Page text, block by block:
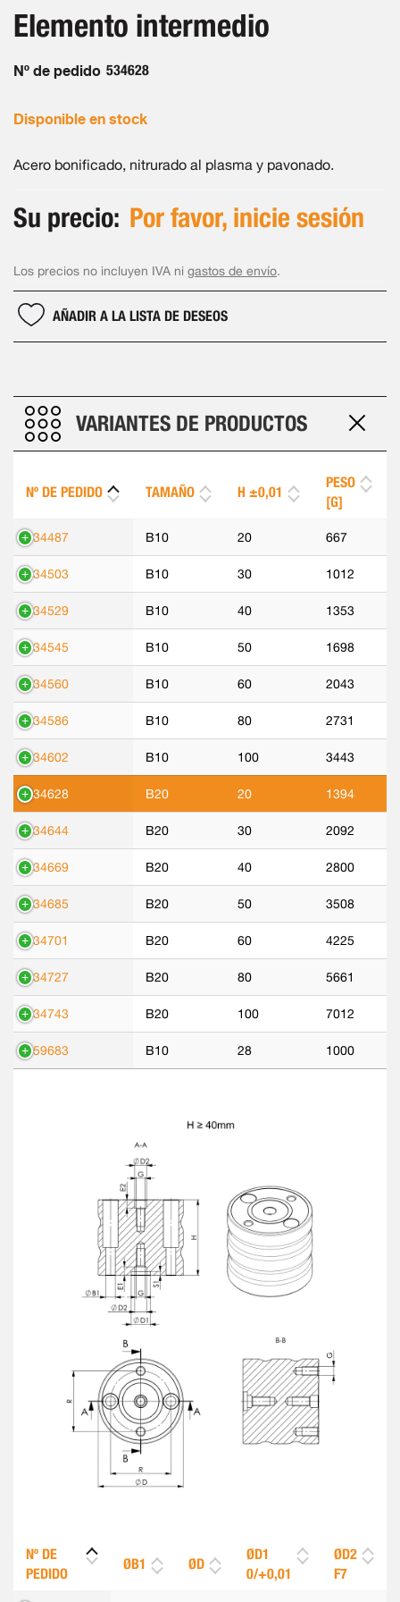
de
imágenes
de
la
de
Elemento intermedio
Nº de pedido 534628
Disponible en stock
Acero bonificado, nitrurado al plasma y pavonado.
Su precio: Por favor, inicie sesión
Los precios no incluyen IVA ni gastos de envío.
AÑADIR A LA LISTA DE DESEOS
VARIANTES DE PRODUCTOS
Nº DE PEDIDO TAMAÑO H ±0,01
PESO
[G]
534487 B10 20 667
534503 B10 30 1012
534529 B10 40 1353
534545 B10 50 1698
534560 B10 60 2043
534586 B10 80 2731
534602 B10 100 3443
534628 B20 20 1394
534644 B20 30 2092
534669 B20 40 2800
534685 B20 50 3508
534701 B20 60 4225
534727 B20 80 5661
534743 B20 100 7012
559683 B10 28 1000
Nº DE
PEDIDO
ØB1 ØD
ØD1
0/+0,01
ØD2
F7